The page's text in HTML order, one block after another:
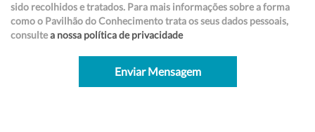
sido recolhidos e tratados. Para mais informações sobre a forma
como o Pavilhão do Conhecimento trata os seus dados pessoais,
consultea nossa política de privacidade
Enviar Mensagem